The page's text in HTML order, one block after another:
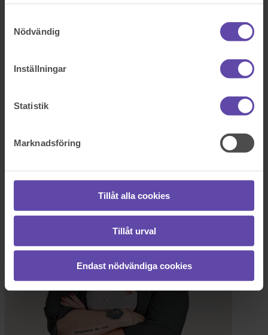
Nödvändig
Inställningar
Statistik
Marknadsföring
Tillåt alla cookies
Tillåt urval
Endast nödvändiga cookies
support@familjensjurist.se.
Logga ut